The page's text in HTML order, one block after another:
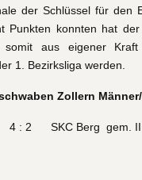
der Schlüssel für den
Punkten konnten hat
somit aus eigener Kraft
1. Bezirksliga werden.
Zollern
II 4 : 2 SKC Berg